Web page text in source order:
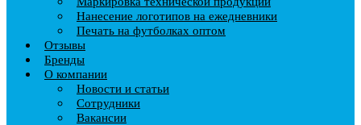
Нанесение логотипов на ежедневники
Печать на футболках оптом
Отзывы
Бренды
О компании
Новости и статьи
Сотрудники
Вакансии